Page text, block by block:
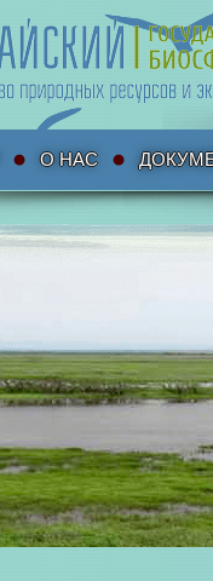
О НАС